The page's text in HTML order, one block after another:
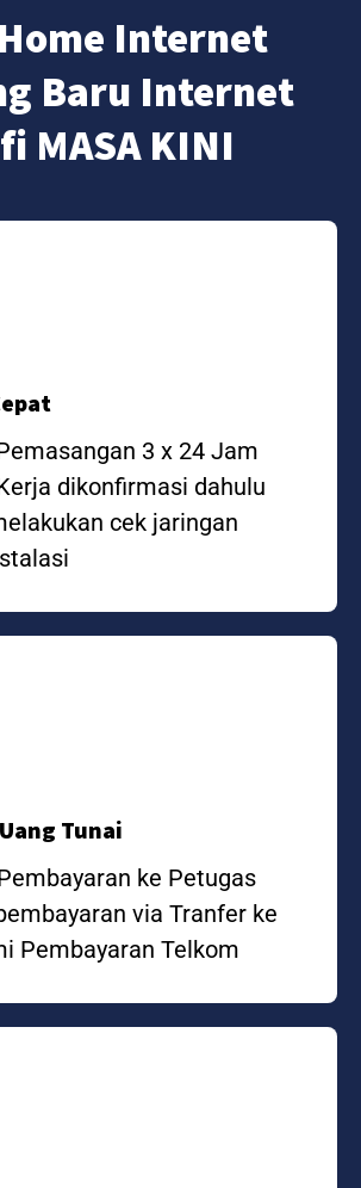
Internet
Baru Internet
MASA KINI
3 x 24 Jam
dikonfirmasi dahulu
cek jaringan
Tunai
ke Petugas
via Tranfer ke
Pembayaran Telkom